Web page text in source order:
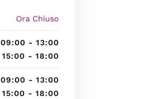
Ora Chiuso
09:00 - 13:00
15:00 - 18:00
09:00 - 13:00
15:00 - 18:00